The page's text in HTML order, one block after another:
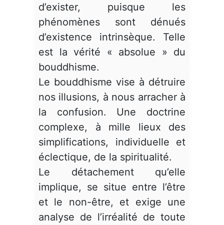
d’exister, puisque les
phénomènes sont dénués
d’existence intrinsèque. Telle
est la vérité « absolue » du
bouddhisme.
Le bouddhisme vise à détruire
nos illusions, à nous arracher à
la confusion. Une doctrine
complexe, à mille lieux des
simplifications, individuelle et
éclectique, de la spiritualité.
Le détachement qu’elle
implique, se situe entre l’être
et le non-être, et exige une
analyse de l’irréalité de toute